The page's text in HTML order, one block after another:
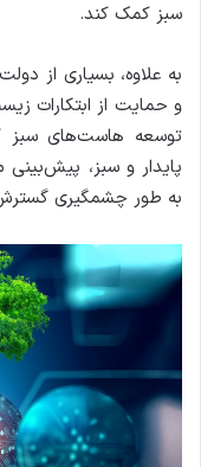
سبز کمک کند.
به علاوه، بسیاری از
و حمایت از ابتکارات
توسعه هاست‌های سبز
پایدار و سبز،
به طور چشمگیری